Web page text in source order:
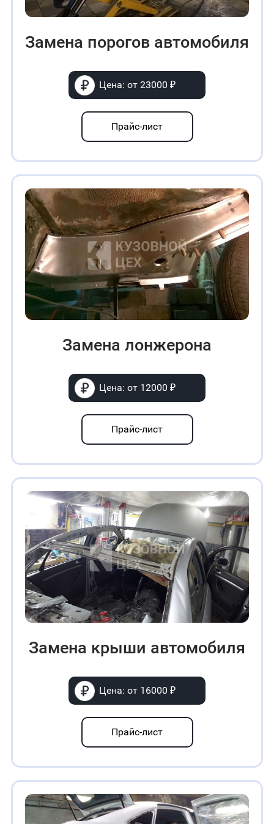
Замена порогов автомобиля
Цена: от 23000 ₽
Прайс-лист
Замена лонжерона
Цена: от 12000 ₽
Прайс-лист
Замена крыши автомобиля
Цена: от 16000 ₽
Прайс-лист